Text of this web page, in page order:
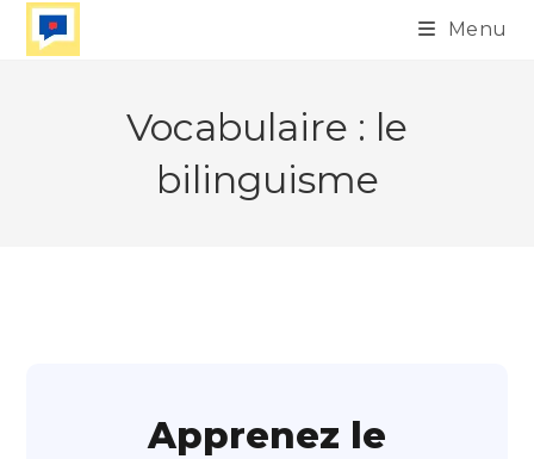
Skip
Menu
Vocabulaire : le
bilinguisme
Apprenez le